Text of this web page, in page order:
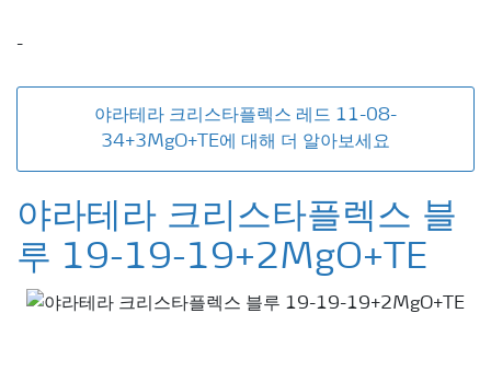
-
야라테라 크리스타플렉스 레드 11-08-
34+3MgO+TE에 대해 더 알아보세요
야라테라 크리스타플렉스 블
루 19-19-19+2MgO+TE